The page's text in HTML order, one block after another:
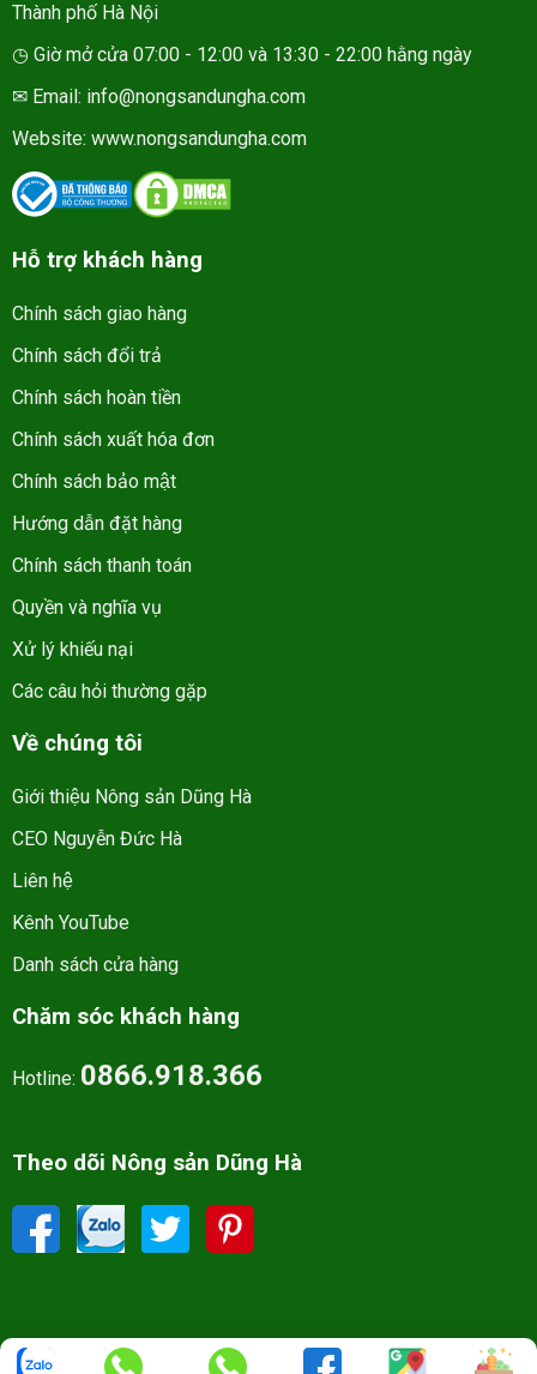
Thành phố Hà Nội
◷ Giờ mở cửa 07:00 - 12:00 và 13:30 - 22:00 hằng ngày
✉ Email: info@nongsandungha.com
Website: www.nongsandungha.com
Hỗ trợ khách hàng
Chính sách giao hàng
Chính sách đổi trả
Chính sách hoàn tiền
Chính sách xuất hóa đơn
Chính sách bảo mật
Hướng dẫn đặt hàng
Chính sách thanh toán
Quyền và nghĩa vụ
Xử lý khiếu nại
Các câu hỏi thường gặp
Về chúng tôi
Giới thiệu Nông sản Dũng Hà
CEO Nguyễn Đức Hà
Liên hệ
Kênh YouTube
Danh sách cửa hàng
Chăm sóc khách hàng
Hotline: 0866.918.366
Theo dõi Nông sản Dũng Hà